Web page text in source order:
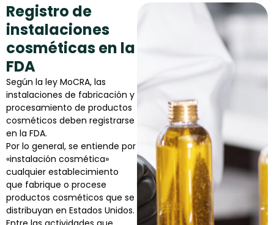
Registro de
instalaciones
cosméticas en la
FDA
Según la ley MoCRA, las
instalaciones de fabricación y
procesamiento de productos
cosméticos deben registrarse
en la FDA.
Por lo general, se entiende por
«instalación cosmética»
cualquier establecimiento
que fabrique o procese
productos cosméticos que se
distribuyan en Estados Unidos.